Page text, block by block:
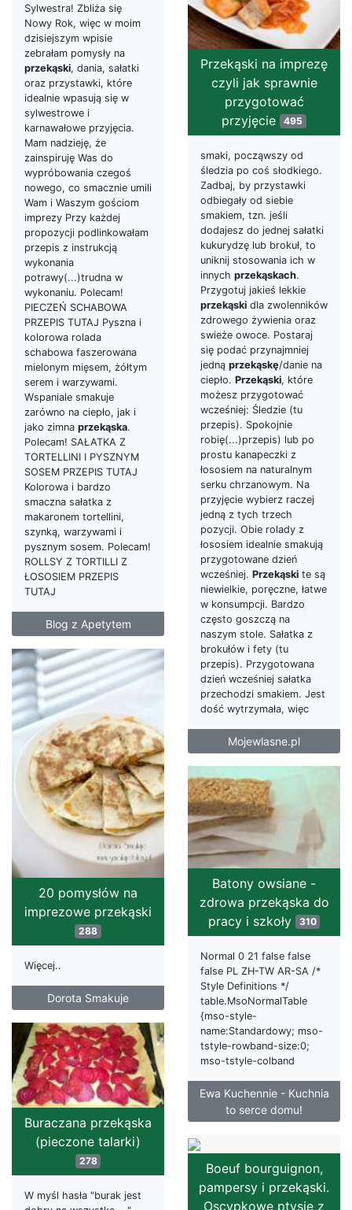
Sylwestra! Zbliża się
Nowy Rok, więc w moim
dzisiejszym wpisie
zebrałam pomysły na
przekąski, dania, sałatki
oraz przystawki, które
idealnie wpasują się w
sylwestrowe i
karnawałowe przyjęcia.
Mam nadzieję, że
zainspiruję Was do
wypróbowania czegoś
nowego, co smacznie umili
Wam i Waszym gościom
imprezy Przy każdej
propozycji podlinkowałam
przepis z instrukcją
wykonania
potrawy(...)trudna w
wykonaniu. Polecam!
PIECZEŃ SCHABOWA
PRZEPIS TUTAJ Pyszna i
kolorowa rolada
schabowa faszerowana
mielonym mięsem, żółtym
serem i warzywami.
Wspaniale smakuje
zarówno na ciepło, jak i
jako zimna przekąska.
Polecam! SAŁATKA Z
TORTELLINI I PYSZNYM
SOSEM PRZEPIS TUTAJ
Kolorowa i bardzo
smaczna sałatka z
makaronem tortellini,
szynką, warzywami i
pysznym sosem. Polecam!
ROLLSY Z TORTILLI Z
ŁOSOSIEM PRZEPIS
TUTAJ
Blog z Apetytem
Przekąski na imprezę
czyli jak sprawnie
przygotować
przyjęcie 495
smaki, począwszy od
śledzia po coś słodkiego.
Zadbaj, by przystawki
odbiegały od siebie
smakiem, tzn. jeśli
dodajesz do jednej sałatki
kukurydzę lub brokuł, to
uniknij stosowania ich w
innych przekąskach.
Przygotuj jakieś lekkie
przekąski dla zwolenników
zdrowego żywienia oraz
swieże owoce. Postaraj
się podać przynajmniej
jedną przekąskę/danie na
ciepło. Przekąski, które
możesz przygotować
wcześniej: Śledzie (tu
przepis). Spokojnie
robię(...)przepis) lub po
prostu kanapeczki z
łososiem na naturalnym
serku chrzanowym. Na
przyjęcie wybierz raczej
jedną z tych trzech
pozycji. Obie rolady z
łososiem idealnie smakują
przygotowane dzień
wcześniej. Przekąski te są
niewielkie, poręczne, łatwe
w konsumpcji. Bardzo
często goszczą na
naszym stole. Sałatka z
brokułów i fety (tu
przepis). Przygotowana
dzień wcześniej sałatka
przechodzi smakiem. Jest
dość wytrzymała, więc
Mojewlasne.pl
20 pomysłów na
imprezowe przekąski
288
Więcej..
Dorota Smakuje
Batony owsiane -
zdrowa przekąska do
pracy i szkoły
310
Normal 0 21 false false
false PL ZH-TW AR-SA /*
Style Definitions */
table.MsoNormalTable
{mso-style-
name:Standardowy; mso-
tstyle-rowband-size:0;
mso-tstyle-colband
Ewa Kuchennie - Kuchnia
to serce domu!
Buraczana przekąska
(pieczone talarki)
278
W myśl hasła "burak jest
Boeuf bourguignon,
pampersy i przekąski.
Oscypkowe ptysie z